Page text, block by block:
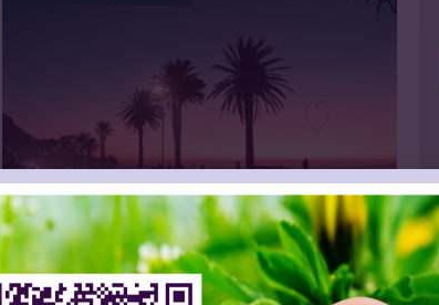
Goed begin van het nieuwe jaar voor Zuid-
Afrikaanse drankenindustrie